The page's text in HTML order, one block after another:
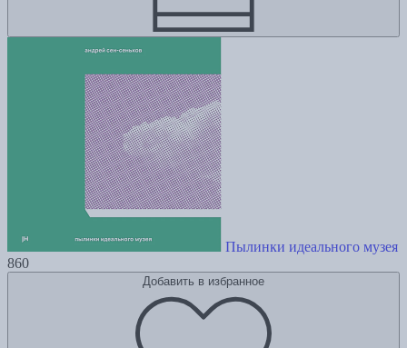
Пылинки идеального музея
860
Добавить в избранное